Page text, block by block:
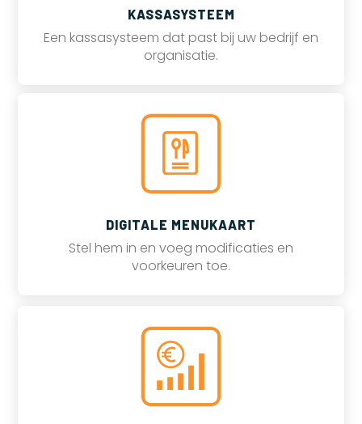
KASSASYSTEEM
Een kassasysteem dat past bij uw bedrijf en
organisatie.
DIGITALE MENUKAART
Stel hem in en voeg modificaties en
voorkeuren toe.